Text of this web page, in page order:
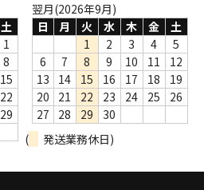
土
1
8
15
22
29
翌月(2026年9月)
日
月 火 水 木 金
土
1
2 3 4
5
6
7 8 9 10 11
12
13
14 15 16 17 18
19
20
21 22 23 24 25
26
27
28 29
30
(
発送業務休日)